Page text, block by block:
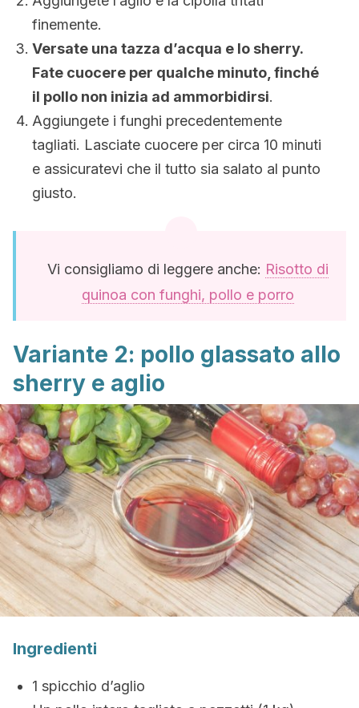
finemente.
Versate una tazza d’acqua e lo sherry.
Fate cuocere per qualche minuto, finché
il pollo non inizia ad ammorbidirsi.
Aggiungete i funghi precedentemente
tagliati. Lasciate cuocere per circa 10 minuti
e assicuratevi che il tutto sia salato al punto
giusto.
Vi consigliamo di leggere anche: Risotto di
quinoa con funghi, pollo e porro
Variante 2: pollo glassato allo
sherry e aglio
Ingredienti
1 spicchio d’aglio